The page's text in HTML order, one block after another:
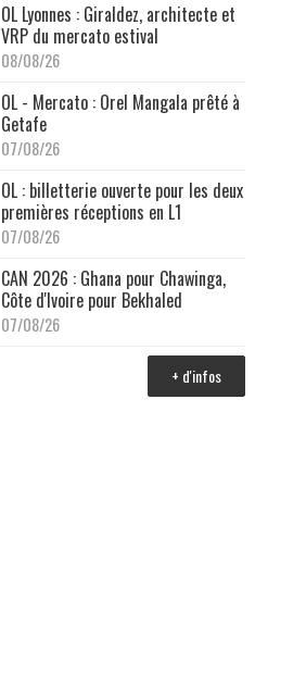
OL Lyonnes : Giraldez, architecte et
VRP du mercato estival
08/08/26
OL - Mercato : Orel Mangala prêté à
Getafe
07/08/26
OL : billetterie ouverte pour les deux
premières réceptions en L1
07/08/26
CAN 2026 : Ghana pour Chawinga,
Côte d'Ivoire pour Bekhaled
07/08/26
+ d'infos